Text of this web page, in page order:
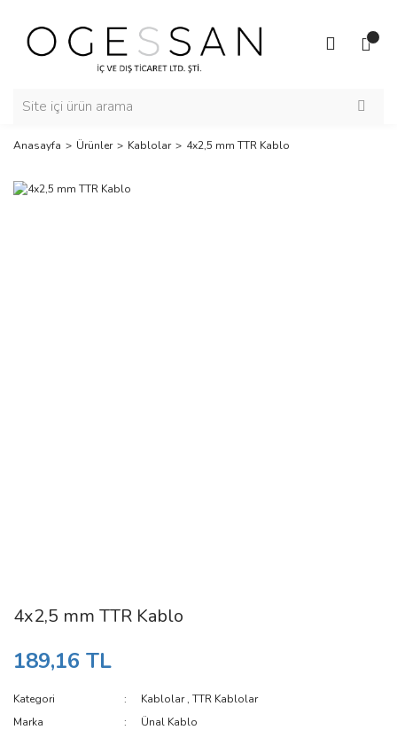
Anasayfa Ürünler Kablolar 4x2,5 mm TTR Kablo
4x2,5 mm TTR Kablo
189,16 TL
Kategori Kablolar,TTR Kablolar
Marka
Ünal Kablo